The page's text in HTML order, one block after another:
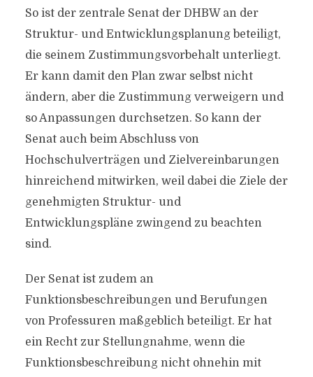
So ist der zentrale Senat der DHBW an der
Struktur- und Entwicklungsplanung beteiligt,
die seinem Zustimmungsvorbehalt unterliegt.
Er kann damit den Plan zwar selbst nicht
ändern, aber die Zustimmung verweigern und
so Anpassungen durchsetzen. So kann der
Senat auch beim Abschluss von
Hochschulverträgen und Zielvereinbarungen
hinreichend mitwirken, weil dabei die Ziele der
genehmigten Struktur- und
Entwicklungspläne zwingend zu beachten
sind.
Der Senat ist zudem an
Funktionsbeschreibungen und Berufungen
von Professuren maßgeblich beteiligt. Er hat
ein Recht zur Stellungnahme, wenn die
Funktionsbeschreibung nicht ohnehin mit